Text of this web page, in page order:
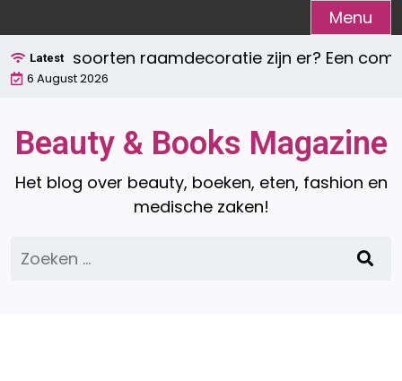
naar
de
inhoud
Menu
Latest
soorten raamdecoratie zijn er? Een
6 August 2026
Beauty & Books Magazine
Het blog over beauty, boeken, eten, fashion en
medische zaken!
Zoeken
naar: